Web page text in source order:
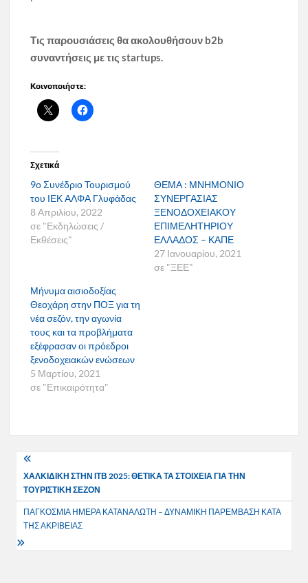
Τις παρουσιάσεις θα ακολουθήσουν b2b
συναντήσεις με τις startups.
Κοινοποιήστε:
Σχετικά
9ο Συνέδριο Τουρισμού
του ΙΕΚ ΑΛΦΑ Γλυφάδας
8 Απριλίου, 2022
σε "Εκδηλώσεις /
Εκθέσεις"
ΘΕΜΑ : ΜΝΗΜΟΝΙΟ
ΣΥΝΕΡΓΑΣΙΑΣ
ΞΕΝΟΔΟΧΕΙΑΚΟΥ
ΕΠΙΜΕΛΗΤΗΡΙΟΥ
ΕΛΛΑΔΟΣ – ΚΑΠΕ
27 Ιανουαρίου, 2021
σε "ΞΕΕ"
Μήνυμα αισιοδοξίας
Θεοχάρη στην ΠΟΞ για τη
νέα σεζόν, την αγωνία
τους και τα προβλήματα
εξέφρασαν οι πρόεδροι
ξενοδοχειακών ενώσεων
5 Μαρτίου, 2021
σε "Επικαιρότητα"
Πλοήγηση
άρθρων
ΧΑΛΚΙΔΙΚΗ ΣΤΗΝ ΙΤΒ 2025: ΘΕΤΙΚΑ ΤΑ ΣΤΟΙΧΕΙΑ ΓΙΑ ΤΗΝ
ΤΟΥΡΙΣΤΙΚΗ ΣΕΖΟΝ
ΠΑΓΚΟΣΜΙΑ ΗΜΕΡΑ ΚΑΤΑΝΑΛΩΤΗ – ΔΥΝΑΜΙΚΗ ΠΑΡΕΜΒΑΣΗ ΚΑΤΑ
ΤΗΣ ΑΚΡΙΒΕΙΑΣ